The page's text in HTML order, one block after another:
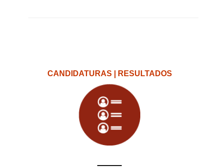
CANDIDATURAS | RESULTADOS